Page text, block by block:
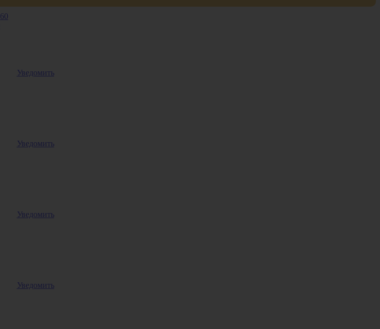
Уведомить
Уведомить
Уведомить
Уведомить